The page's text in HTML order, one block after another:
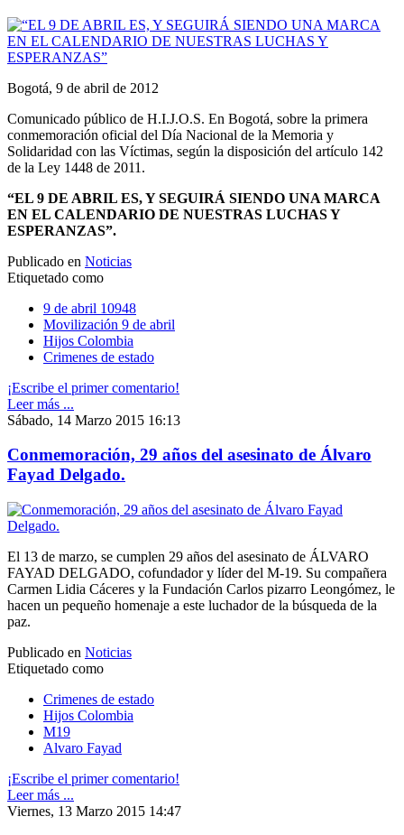
Bogotá, 9 de abril de 2012
Comunicado público de H.I.J.O.S. En Bogotá, sobre la primera
conmemoración oficial del Día Nacional de la Memoria y
Solidaridad con las Víctimas, según la disposición del artículo 142
de la Ley 1448 de 2011.
“EL 9 DE ABRIL ES, Y SEGUIRÁ SIENDO UNA MARCA
EN EL CALENDARIO DE NUESTRAS LUCHAS Y
ESPERANZAS”.
Publicado en Noticias
Etiquetado como
9 de abril 10948
Movilización 9 de abril
Hijos Colombia
Crimenes de estado
¡Escribe el primer comentario!
Leer más ...
Sábado, 14 Marzo 2015 16:13
Conmemoración, 29 años del asesinato de Álvaro
Fayad Delgado.
El 13 de marzo, se cumplen 29 años del asesinato de ÁLVARO
FAYAD DELGADO, cofundador y líder del M-19. Su compañera
Carmen Lidia Cáceres y la Fundación Carlos pizarro Leongómez, le
hacen un pequeño homenaje a este luchador de la búsqueda de la
paz.
Publicado en Noticias
Etiquetado como
Crimenes de estado
Hijos Colombia
M19
Alvaro Fayad
¡Escribe el primer comentario!
Leer más ...
Viernes, 13 Marzo 2015 14:47